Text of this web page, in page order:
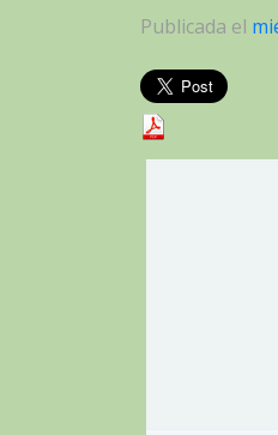
Publicada el